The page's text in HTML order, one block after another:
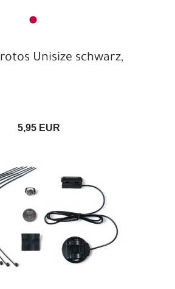
Unisize schwarz,
5,95 EUR